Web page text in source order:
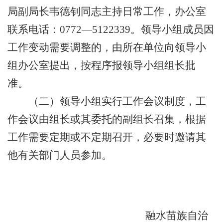
局副局长韦德钊同志主持日常工作，办公室
联系电话： 0772—5122339。领导小组成员因
工作变动需要调整的，由所在单位向领导小
组办公室提出，按程序报领导小组组长批
准。
（二）领导小组实行工作会议制度，工
作会议由组长或其委托的副组长召集，根据
工作需要定期或不定期召开，必要时邀请其
他有关部门人员参加。
融水苗族自治